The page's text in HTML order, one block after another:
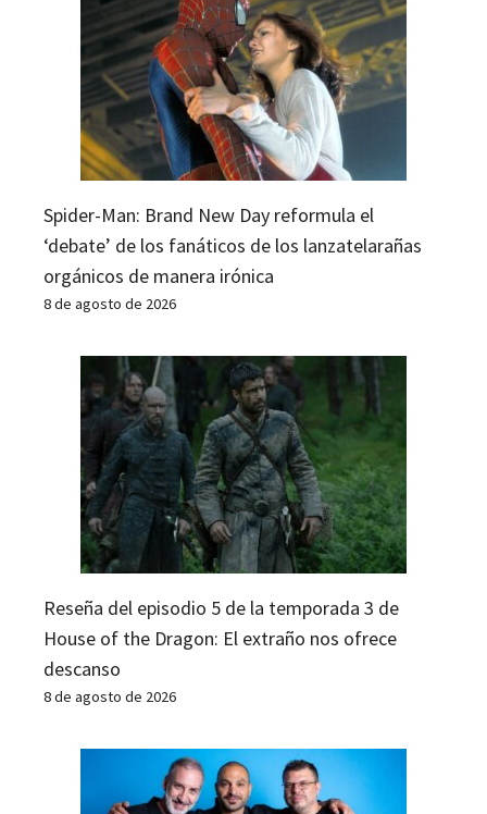
Spider-Man: Brand New Day reformula el
‘debate’ de los fanáticos de los lanzatelarañas
orgánicos de manera irónica
8 de agosto de 2026
Reseña del episodio 5 de la temporada 3 de
House of the Dragon: El extraño nos ofrece
descanso
8 de agosto de 2026